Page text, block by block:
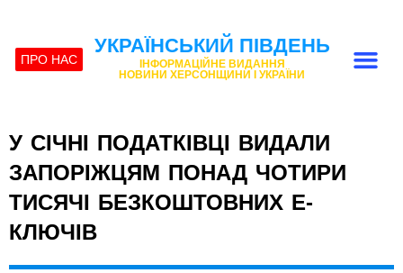
ПРО НАС
УКРАЇНСЬКИЙ ПІВДЕНЬ
ІНФОРМАЦІЙНЕ ВИДАННЯ
НОВИНИ ХЕРСОНЩИНИ І УКРАЇНИ
У СІЧНІ ПОДАТКІВЦІ ВИДАЛИ
ЗАПОРІЖЦЯМ ПОНАД ЧОТИРИ
ТИСЯЧІ БЕЗКОШТОВНИХ Е-
КЛЮЧІВ